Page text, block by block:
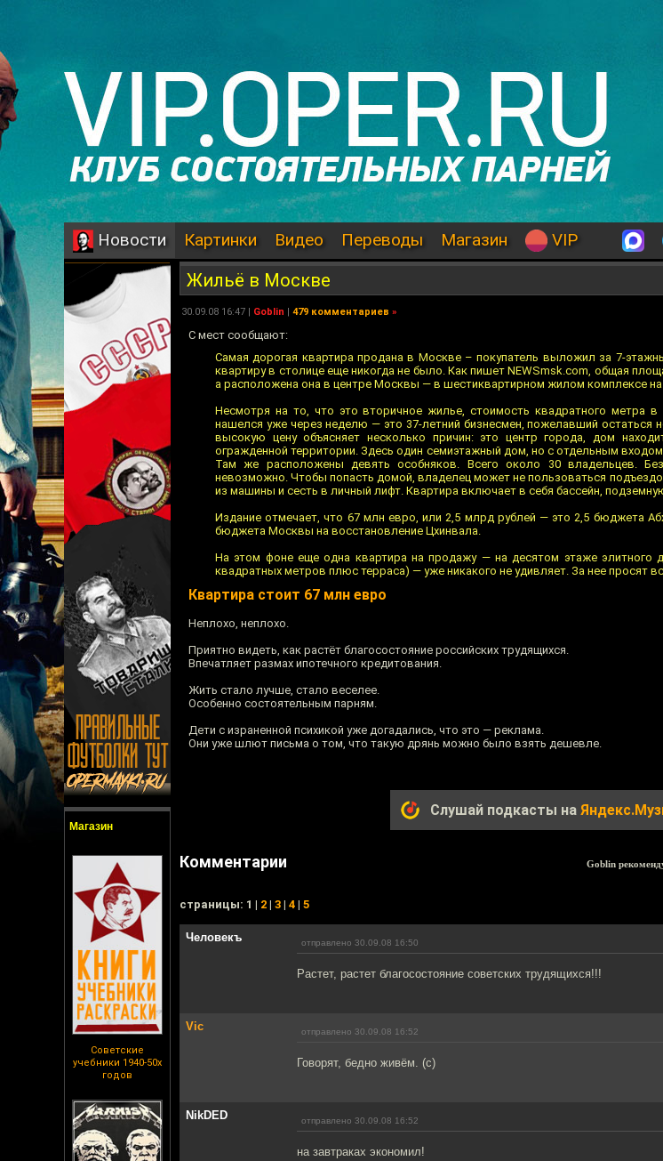
Новости Картинки Видео Переводы Магазин VIP
Магазин
Советские
учебники 1940-50х
годов
Жильё в Москве
30.09.08 16:47 | Goblin | 479 комментариев »
С мест сообщают:
Самая дорогая квартира продана в Москве – покупатель выложил за 7-
квартиру в столице еще никогда не было. Как пишет NEWSmsk.com, общая
а расположена она в центре Москвы — в шестиквартирном жилом комплексе
Несмотря на то, что это вторичное жилье, стоимость квадратного метра
нашелся уже через неделю — это 37-летний бизнесмен, пожелавший остаться
высокую цену объясняет несколько причин: это центр города, дом
огражденной территории. Здесь один семиэтажный дом, но с отдельным
Там же расположены девять особняков. Всего около 30 владельцев.
невозможно. Чтобы попасть домой, владелец может не пользоваться
из машины и сесть в личный лифт. Квартира включает в себя бассейн,
Издание отмечает, что 67 млн евро, или 2,5 млрд рублей — это 2,5 бюджета
бюджета Москвы на восстановление Цхинвала.
На этом фоне еще одна квартира на продажу — на десятом этаже элитного
квадратных метров плюс терраса) — уже никакого не удивляет. За нее просят
Квартира стоит 67 млн евро
Неплохо, неплохо.
Приятно видеть, как растёт благосостояние российских трудящихся.
Впечатляет размах ипотечного кредитования.
Жить стало лучше, стало веселее.
Особенно состоятельным парням.
Дети с израненной психикой уже догадались, что это — реклама.
Они уже шлют письма о том, что такую дрянь можно было взять дешевле.
Слушай подкасты на
Комментарии Goblin
cтраницы: 1 | 2 | 3 | 4 | 5
Человекъ отправлено 30.09.08 16:50
Растет, растет благосостояние советских трудящихся!!!
Vic отправлено 30.09.08 16:52
Говорят, бедно живём. (с)
NikDED отправлено 30.09.08 16:52
на завтраках экономил!